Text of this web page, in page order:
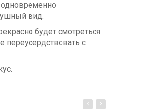
одновременно
вид.
будет смотреться
переусердствовать с